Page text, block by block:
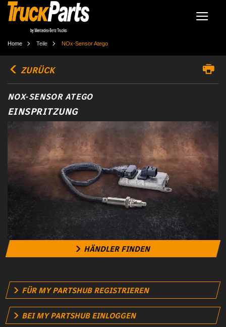
Home Teile NOx-Sensor Atego
ZURÜCK
NOX-SENSOR ATEGO
EINSPRITZUNG
HÄNDLER FINDEN
FÜR MY PARTSHUB REGISTRIEREN
BEI MY PARTSHUB EINLOGGEN